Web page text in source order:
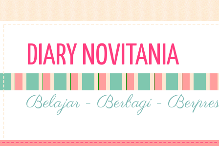
DIARY NOVITANIA
Belajar - Berbagi -